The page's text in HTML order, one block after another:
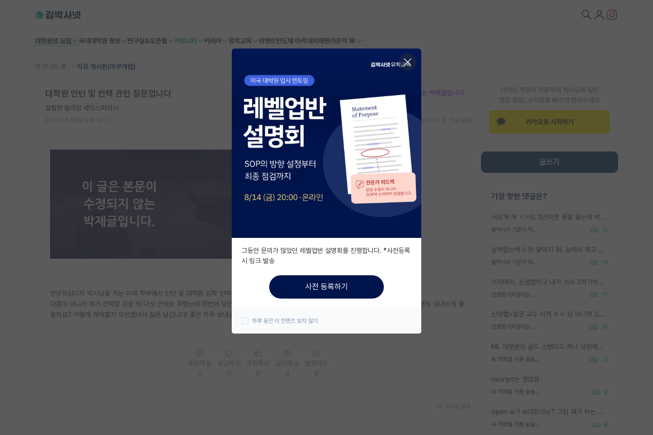
대학원생 모집 국내대학원 정보 연구실&오픈랩 커뮤니티 커리어 유학교육 이벤트반도체 아카데미 재팬라운지 🌸
커뮤니티 홈 자유 게시판(아무개랩)
카카오 계정과 연동하여 게시글에 달린
댓글 알람, 소식등을 빠르게 받아보세요
카카오로 시작하기
글쓰기
가장 핫한 댓글은?
서당개 개 ㅅㄲ도 3년이면 풍월 읊는데 박사 5년 이상 대리고 있으면서 물된건 교수 탓 맞는ㄱ게 거기가 서당이 아니란 소리임
물박사의 기준이 뭐임? 12
능력없는박사 란 말이지 뭐. 능력이 뭐고 능력이 있다는게 뭔지는 사람마다 기준이 다르니까 얘기해봐야 서로 자기 기준만 얘기해서 논쟁이 끝이 안나고. 주위에서 능력있고 야심있는 신입생이 교수가 유의미한 피드백을 아예 안주면서 제대로된 과제에 참여해볼 기회도 제공하지 않고 잡일 뺑뺑이만 돌려서 맨날 단순작업만 하면서 밤새다가 눈빛이 점점 죽어가는걸 본 사람은 물박사는 교수탓이라고 하고, 교수는 이것저것 알려도 주고 기회도 주고 사수 동기 붙여주면서 어떻게든 끌고가려고 하는데 본인이 매일 뺀질거리면서 출근 하는둥마는둥 하다가 기껏 와서도 폰이나 쳐다보다가 실험 망치고 저녁약속있어서 먼저 가볼게요~ 하는걸 본 사람은 물박사는 본인탓이라고 함.
물박사의 기준이 뭐임? 13
가지마라. 신생랩이고 내가 석사 3학기차인데 최고참인데 나도 아무것도 모르는데 교수가 후배들 왜 논문 교육 안시키냐. 논문 왜 안 써오냐 닦달한다
신생랩가지말라는 이유가 있었구나 17
신생랩+젊은 교수 이게 ㄹㅇ 모 아니면 도인듯.
신생랩가지말라는 이유가 있었구나 16
ML 대부분이 골드 스탠다드 하나 상정해놓고 (벤치마크 데이터셋이 여러 개면 여러 개 상정) 그거 얼마나 잘 맞추나 싸움임 가끔 번뜩이는 설계 철학을 보여주는 논문들도 있지만 대부분 그거 성적 얼마나 더 올리느라에 혈안이 되어 있는 측면이 잇음
AI 학회들 거품 슬슬 지적이 나오네요 13
neurips는 괜찮음
AI 학회들 거품 슬슬 지적이 나오네요 9
open ai가 ai대장아님? 그럼 쟤가 하는 말이 다 맞겠네
AI 학회들 거품 슬슬 지적이 나오네요 8
본문이 수정되지 않는 박제글입니다.
대학원 인턴 및 컨택 관련 질문입니다
털털한 윌리엄 셰익스피어
스크랩 신고하기
안녕하십니까 박사님들 저는 이제 학부에서 인턴 및 대학원 입학 컨택을 준비하고 있는 학생입니다.
다름이 아니라 제가 컨택할 곳을 약 다섯 군데로 추렸는데 한번에 모든 교수님께 메일을 전송해도 괜찮을까요? 아니면 답장을 받을 때마다 한 분씩 보내는게 좋
을까요? 어떻게 해야할지 모르겠어서 질문 남깁니다! 좋은 하루 보내십쇼!
그동안 문의가 많았던 레벨업반 설명회를 진행합니다. *사전등록
시 링크 발송
사전 등록하기
하루 동안 이 컨텐츠 보지 않기